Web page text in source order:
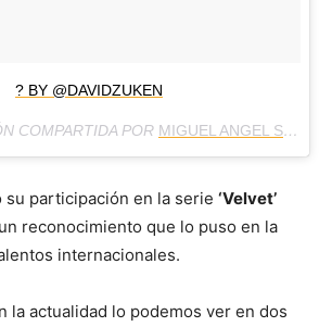
? BY @DAVIDZUKEN
COMPARTIDA POR MIGUEL ANGEL SILVESTRE
su participación en la serie ‘Velvet’
reconocimiento que lo puso en la
internacionales.
la actualidad lo podemos ver en dos